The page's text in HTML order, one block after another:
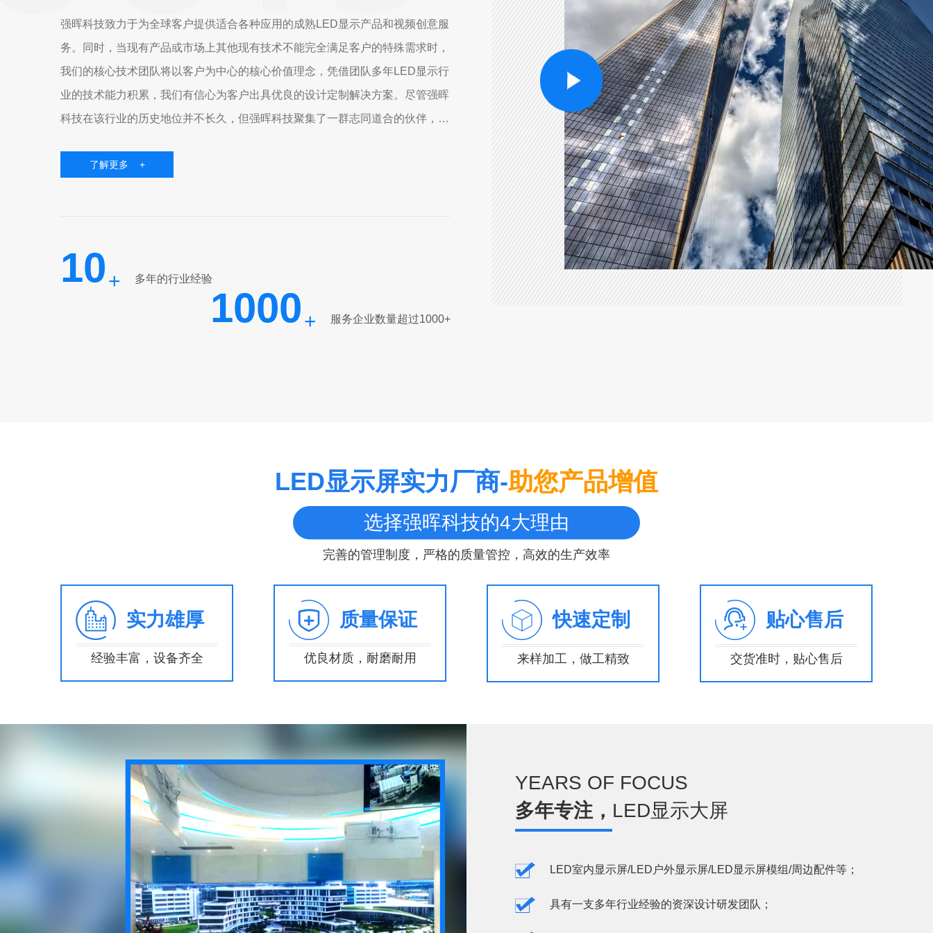
强晖科技致力于为全球客户提供适合各种应用的成熟LED显示产品和视频创意服
务。同时，当现有产品或市场上其他现有技术不能完全满足客户的特殊需求时，
我们的核心技术团队将以客户为中心的核心价值理念，凭借团队多年LED显示行
业的技术能力积累，我们有信心为客户出具优良的设计定制解决方案。尽管强晖
科技在该行业的历史地位并不长久，但强晖科技聚集了一群志同道合的伙伴，他
了解更多 +
10+ 多年的行业经验
1000+ 服务企业数量超过1000+
LED显示屏实力厂商-助您产品增值
选择强晖科技的4大理由
完善的管理制度，严格的质量管控，高效的生产效率
实力雄厚
经验丰富，设备齐全
质量保证
优良材质，耐磨耐用
快速定制
来样加工，做工精致
贴心售后
交货准时，贴心售后
YEARS OF FOCUS
多年专注， LED显示大屏
LED室内显示屏/LED户外显示屏/LED显示屏模组/周边配件等；
具有一支多年行业经验的资深设计研发团队；